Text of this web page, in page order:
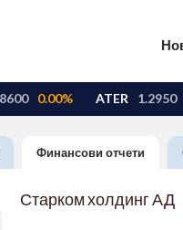
Финансови отчети
Старком холдинг АД